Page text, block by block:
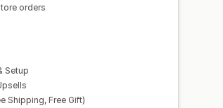
orders
Setup
Shipping, Free Gift)